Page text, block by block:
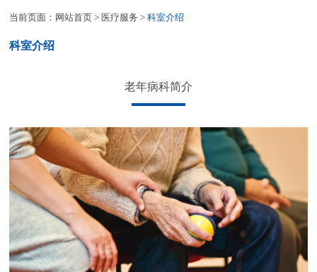
当前页面： 网站首页 > 医疗服务 >科室介绍
科室介绍
老年病科简介